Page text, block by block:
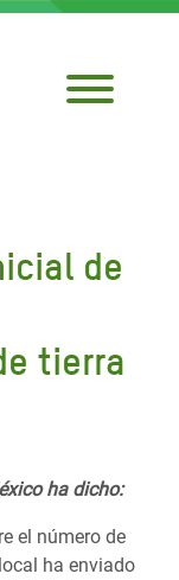
de
tierra
ha dicho:
el número de
ha enviado